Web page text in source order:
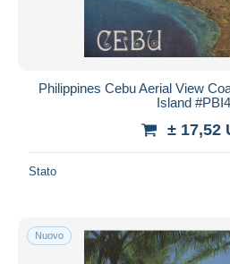
Philippines Cebu Aerial View
Island
± 17,52
Stato
Nuovo